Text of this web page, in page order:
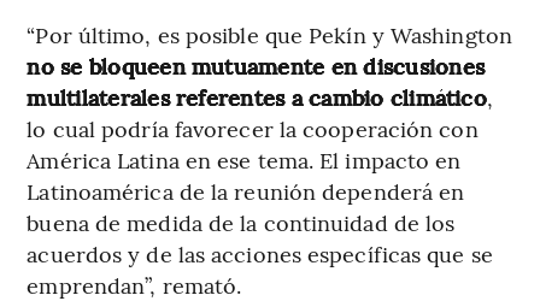
“Por último, es posible que Pekín y Washington
no se bloqueen mutuamente en discusiones
multilaterales referentes a cambio climático,
lo cual podría favorecer la cooperación con
América Latina en ese tema. El impacto en
Latinoamérica de la reunión dependerá en
buena de medida de la continuidad de los
acuerdos y de las acciones específicas que se
emprendan”, remató.